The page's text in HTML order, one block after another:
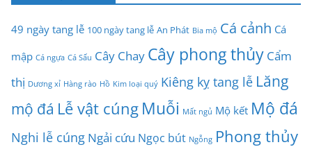
49 ngày tang lễ 100 ngày tang lễ An Phát Bia mộ Cá cảnh Cá
mập Cá ngựa Cá Sấu Cây Chay Cây phong thủy Cẩm
thị Dương xỉ Hàng rào Hồ Kim loại quý Kiêng kỵ tang lễ Lăng
mộ đá Lễ vật cúng Muỗi Mất ngủ Mộ kết Mộ đá
Nghi lễ cúng Ngải cứu Ngọc bút Ngỗng Phong thủy